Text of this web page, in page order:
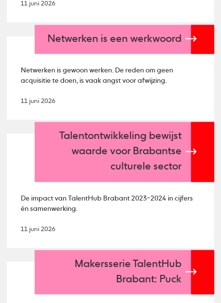
11 juni 2026
Netwerken is een werkwoord
Netwerken is gewoon werken. De reden om geen
acquisitie te doen, is vaak angst voor afwijzing.
11 juni 2026
Talentontwikkeling bewijst
waarde voor Brabantse
culturele sector
De impact van TalentHub Brabant 2023–2024 in cijfers
én samenwerking.
11 juni 2026
Makersserie TalentHub
Brabant: Puck